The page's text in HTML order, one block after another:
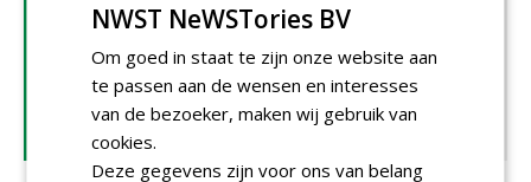
spelen. Het is vrij laat in het seizoen en de velden
verschillen, zodat we ook weer nieuwe ervaring kunnen
opdoen. De opdrachtgever zag er geen problemen in
dat wij met die ene werkploeg met materieel slechts
aan één veld tegelijk kunnen werken.'
NWST NeWSTories BV
Om goed in staat te zijn onze website aan
te passen aan de wensen en interesses
van de bezoeker, maken wij gebruik van
cookies.
Deze gegevens zijn voor ons van belang